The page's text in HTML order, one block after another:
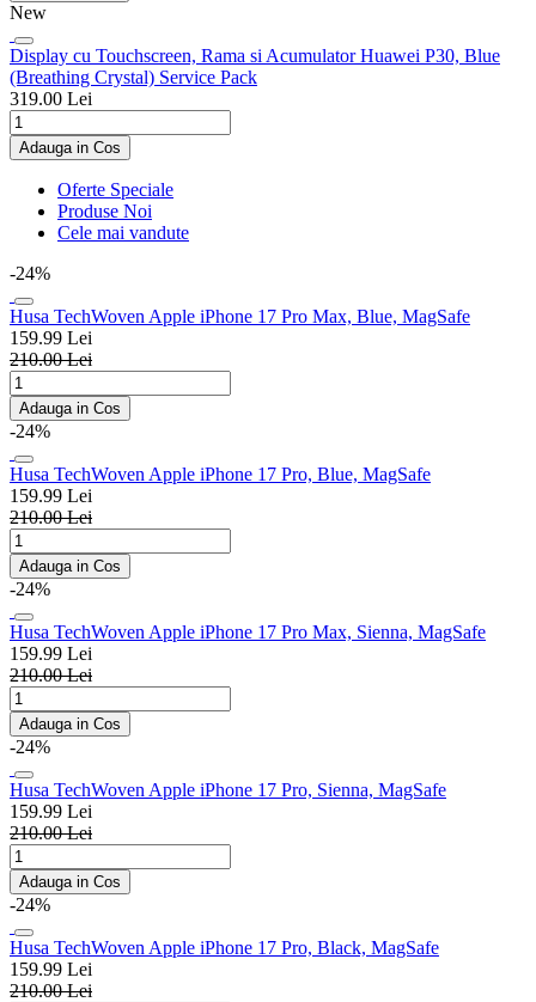
New
Display cu Touchscreen, Rama si Acumulator Huawei P30, Blue
(Breathing Crystal) Service Pack
319.00 Lei
Adauga in Cos
Oferte Speciale
Produse Noi
Cele mai vandute
-24%
Husa TechWoven Apple iPhone 17 Pro Max, Blue, MagSafe
159.99 Lei
210.00 Lei
Adauga in Cos
-24%
Husa TechWoven Apple iPhone 17 Pro, Blue, MagSafe
159.99 Lei
210.00 Lei
Adauga in Cos
-24%
Husa TechWoven Apple iPhone 17 Pro Max, Sienna, MagSafe
159.99 Lei
210.00 Lei
Adauga in Cos
-24%
Husa TechWoven Apple iPhone 17 Pro, Sienna, MagSafe
159.99 Lei
210.00 Lei
Adauga in Cos
-24%
Husa TechWoven Apple iPhone 17 Pro, Black, MagSafe
159.99 Lei
210.00 Lei